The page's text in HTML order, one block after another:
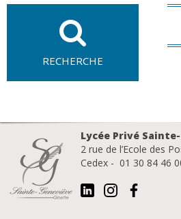
RECHERCHE
Lycée Privé
2 rue de l’Ecole des
Cedex - 01 30 84 46